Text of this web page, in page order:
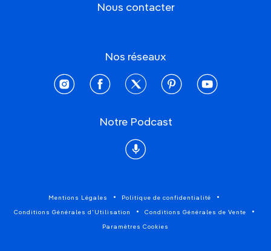
Nous contacter
Nos réseaux
instagramfacebooktwitter pinterestyoutube
Notre Podcast
Podcast
Mentions Légales Politique de confidentialité
Conditions Générales d'Utilisation Conditions Générales de Vente
Paramètres Cookies